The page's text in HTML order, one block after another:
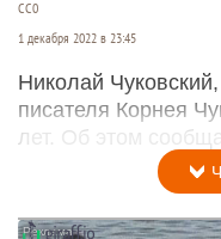
СС0
1 декабря 2022 в 23:45
Николай
писателя Корнея
лет. Об этом